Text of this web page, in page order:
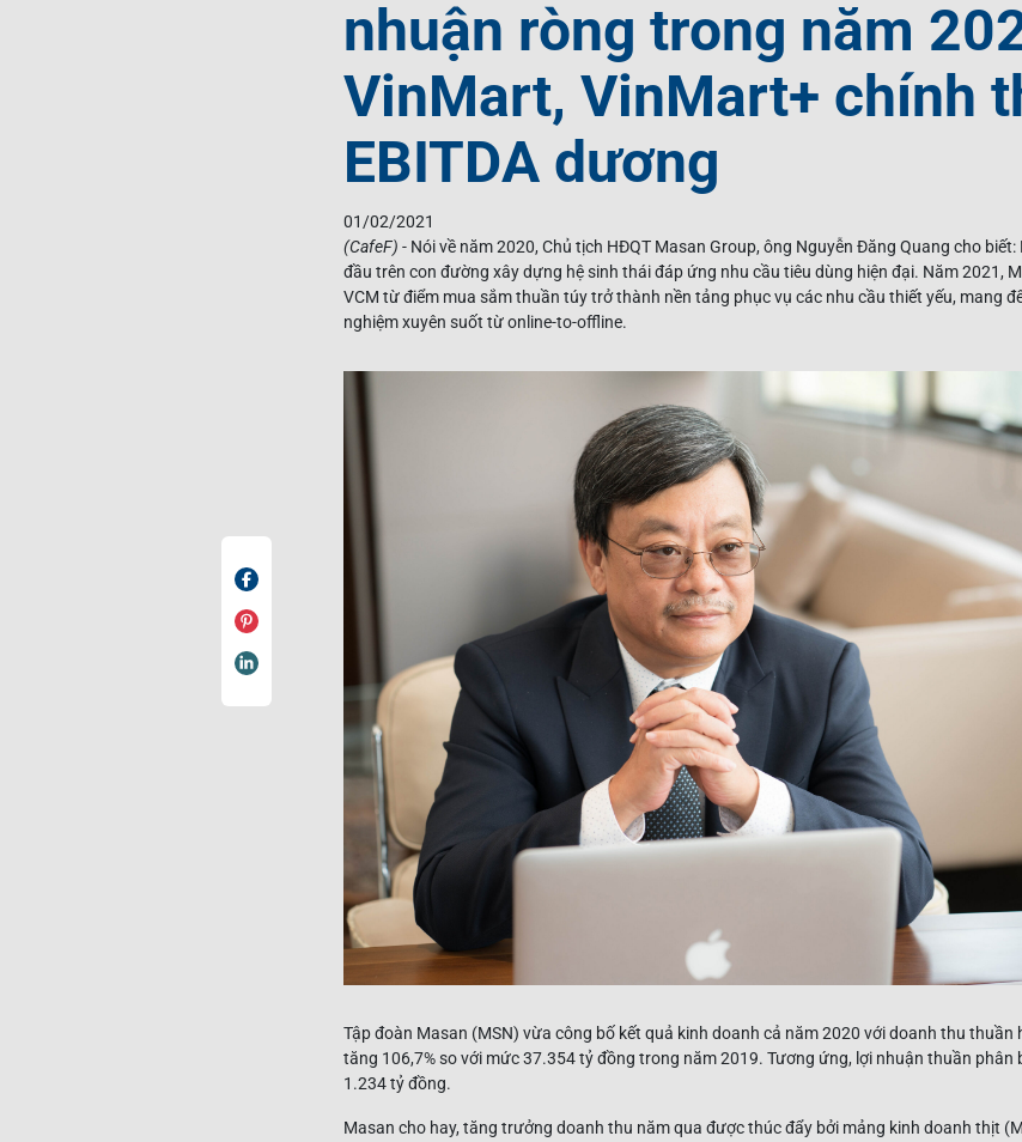
nhuận ròng trong năm
VinMart, VinMart+ chính
EBITDA dương
01/02/2021
(CafeF) - Nói về năm 2020, Chủ tịch HĐQT Masan Group, ông Nguyễn Đăng Quang cho
đầu trên con đường xây dựng hệ sinh thái đáp ứng nhu cầu tiêu dùng hiện đại. Năm 2021,
VCM từ điểm mua sắm thuần túy trở thành nền tảng phục vụ các nhu cầu thiết yếu, mang
nghiệm xuyên suốt từ online-to-offline.
Tập đoàn Masan (MSN) vừa công bố kết quả kinh doanh cả năm 2020 với doanh thu
tăng 106,7% so với mức 37.354 tỷ đồng trong năm 2019. Tương ứng, lợi nhuận thuần phân
1.234 tỷ đồng.
Masan cho hay, tăng trưởng doanh thu năm qua được thúc đẩy bởi mảng kinh doanh thịt